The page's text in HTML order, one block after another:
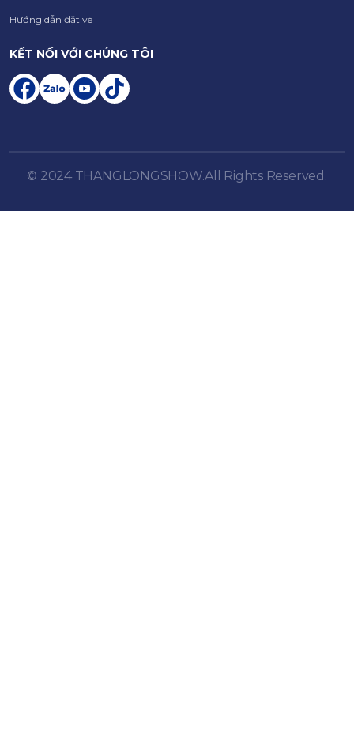
Hướng dẫn đặt vé
KẾT NỐI VỚI CHÚNG TÔI
© 2024 THANGLONGSHOW.All Rights Reserved.